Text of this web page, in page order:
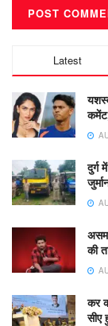
Latest
दुर्ग
असम
की
कर
सीए